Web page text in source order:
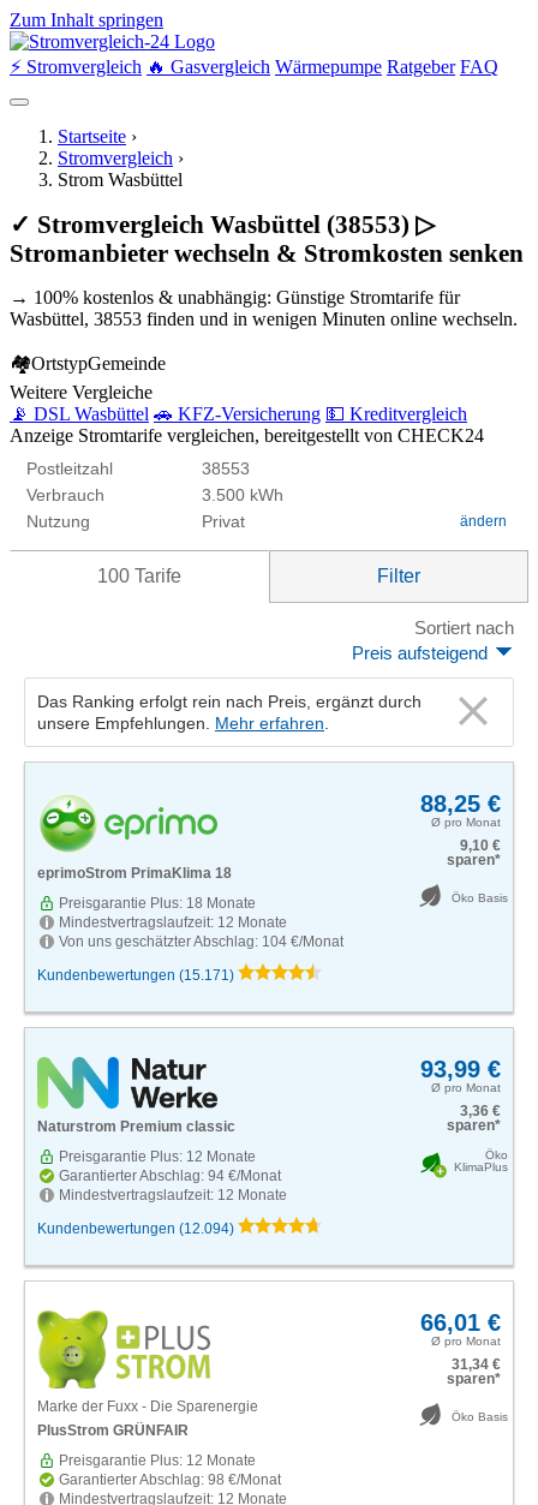
Zum Inhalt springen
⚡ Stromvergleich 🔥 Gasvergleich Wärmepumpe Ratgeber FAQ
Startseite ›
Stromvergleich ›
Strom Wasbüttel
✓ Stromvergleich Wasbüttel (38553) ▷
Stromanbieter wechseln & Stromkosten senken
→ 100% kostenlos & unabhängig: Günstige Stromtarife für
Wasbüttel, 38553 finden und in wenigen Minuten online wechseln.
🏘OrtstypGemeinde
Weitere Vergleiche
📡 DSL Wasbüttel 🚗 KFZ-Versicherung 💵 Kreditvergleich
Anzeige Stromtarife vergleichen, bereitgestellt von CHECK24